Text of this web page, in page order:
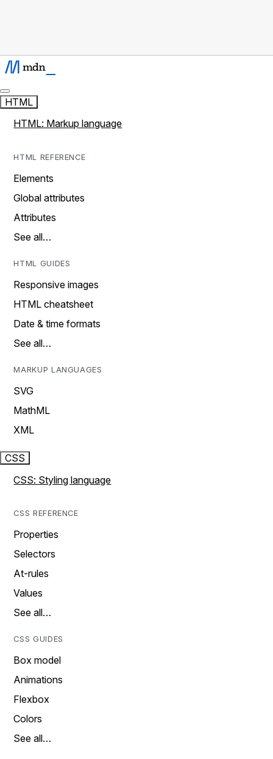
HTML
HTML: Markup language
HTML REFERENCE
Elements
Global attributes
Attributes
See all…
HTML GUIDES
Responsive images
HTML cheatsheet
Date & time formats
See all…
MARKUP LANGUAGES
SVG
MathML
XML
CSS
CSS: Styling language
CSS REFERENCE
Properties
Selectors
At-rules
Values
See all…
CSS GUIDES
Box model
Animations
Flexbox
Colors
See all…